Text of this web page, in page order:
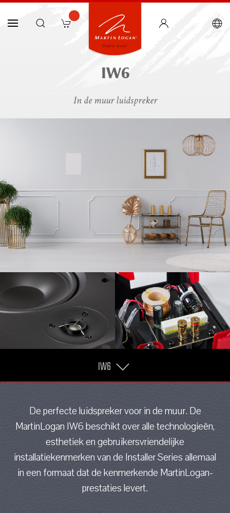
IW6
In de muur luidspreker
IW6
De perfecte luidspreker voor in de muur. De
MartinLogan IW6 beschikt over alle technologieën,
esthetiek en gebruikersvriendelijke
installatiekenmerken van de Installer Series allemaal
in een formaat dat de kenmerkende MartinLogan-
prestaties levert.